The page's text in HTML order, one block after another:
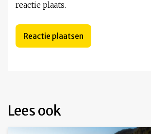
reactie plaats.
Lees ook